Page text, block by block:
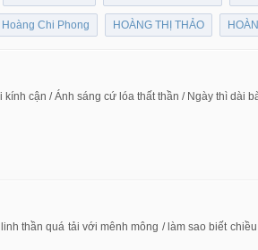
Hoàng Chi Phong HOÀNG THỊ THẢO
cận / Ánh sáng cứ lóa thất thần / Ngày thì dài
thần quá tải với mênh mông / làm sao biết